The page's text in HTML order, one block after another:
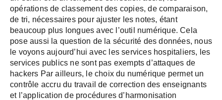
opérations de classement des copies, de comparaison,
de tri, nécessaires pour ajuster les notes, étant
beaucoup plus longues avec l’outil numérique. Cela
pose aussi la question de la sécurité des données, nous
le voyons aujourd’hui avec les services hospitaliers, les
services publics ne sont pas exempts d’attaques de
hackers Par ailleurs, le choix du numérique permet un
contrôle accru du travail de correction des enseignants
et l’application de procédures d’harmonisation